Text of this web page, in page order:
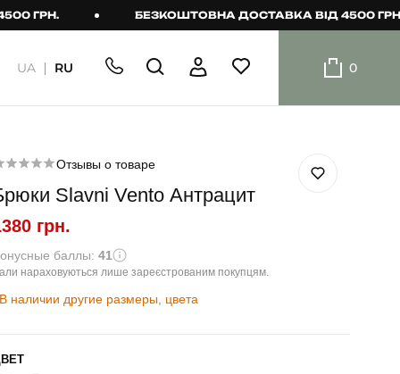
БЕЗКОШТОВНА ДОСТАВКА ВІД 4500 ГРН.
шорти
Шорти
UA RU 0
Отзывы о товаре
Slavni Vento Антрацит
грн.
баллы:41
нараховуються лише зареєстрованим покупцям.
В наличии другие размеры, цвета